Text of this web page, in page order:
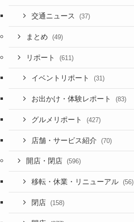
交通ニュース (37)
まとめ (49)
リポート (611)
イベントリポート (31)
お出かけ・体験レポート (83)
グルメリポート (427)
店舗・サービス紹介 (70)
開店・閉店 (596)
移転・休業・リニューアル (56)
閉店 (158)